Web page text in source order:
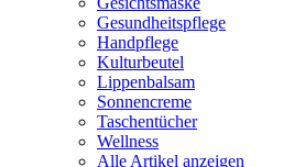
Gesundheitspflege
Handpflege
Kulturbeutel
Lippenbalsam
Sonnencreme
Taschentücher
Wellness
Alle Artikel anzeigen